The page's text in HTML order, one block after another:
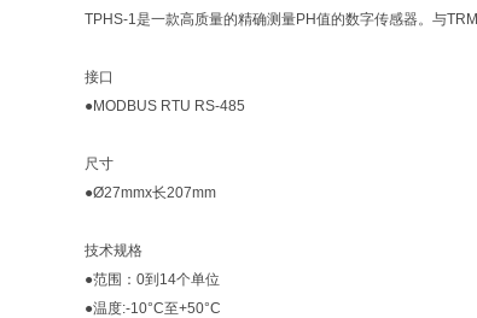
TPHS-1是一款高质量的精确测量PH值的数字传感器。与
接口
●MODBUS RTU RS-485
尺寸
●Ø27mmx长207mm
技术规格
●范围：0到14个单位
●温度:-10°C至+50°C